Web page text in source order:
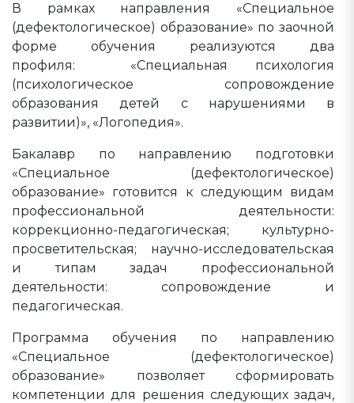
В рамках направления «Специальное
(дефектологическое) образование» по заочной
форме обучения реализуются два
профиля: «Специальная психология
(психологическое сопровождение
образования детей с нарушениями в
развитии)», «Логопедия».
Бакалавр по направлению подготовки
«Специальное (дефектологическое)
образование» готовится к следующим видам
профессиональной деятельности:
коррекционно-педагогическая; культурно-
просветительская; научно-исследовательская
и типам задач профессиональной
деятельности: сопровождение и
педагогическая.
Программа обучения по направлению
«Специальное (дефектологическое)
образование» позволяет сформировать
компетенции для решения следующих задач,